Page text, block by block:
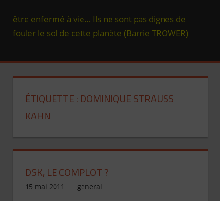
Si vous ne lisez pas les journaux, vous n’êtes pas
informé, si vous en lisez, vous êtes désinformé
ÉTIQUETTE : DOMINIQUE STRAUSS
KAHN
DSK, LE COMPLOT ?
15 mai 2011 Jean de Pont-Scorff
general